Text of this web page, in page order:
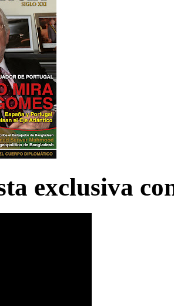
exclusiva